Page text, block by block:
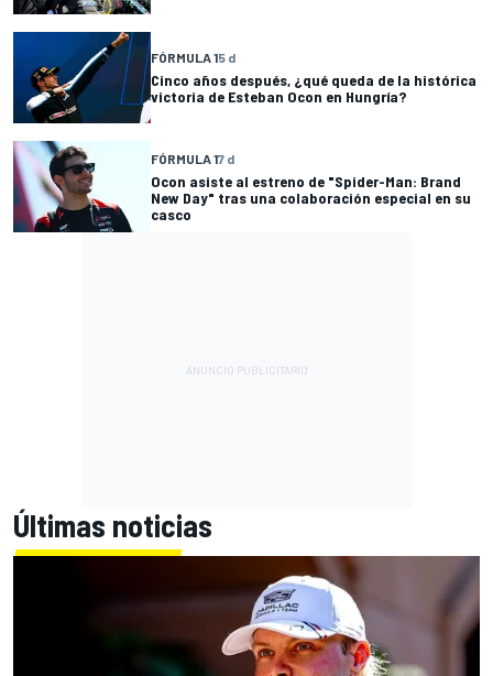
FÓRMULA 15 d
Cinco años después, ¿qué queda de la histórica
victoria de Esteban Ocon en Hungría?
FÓRMULA 17 d
Ocon asiste al estreno de "Spider-Man: Brand
New Day" tras una colaboración especial en su
casco
Últimas noticias